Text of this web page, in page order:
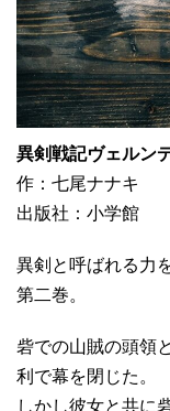
異剣戦記ヴェルン
作：七尾ナナキ
出版社：小学館
異剣と呼ばれる力
第二巻。
砦での山賊の頭領
利で幕を閉じた。
しかし彼女と共に